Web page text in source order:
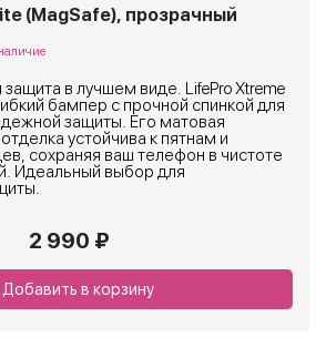
(MagSafe), прозрачный
в лучшем виде. LifePro Xtreme
бампер с прочной спинкой для
защиты. Его матовая
устойчива к пятнам и
сохраняя ваш телефон в чистоте
Идеальный выбор для
2 990 ₽
Добавить в корзину